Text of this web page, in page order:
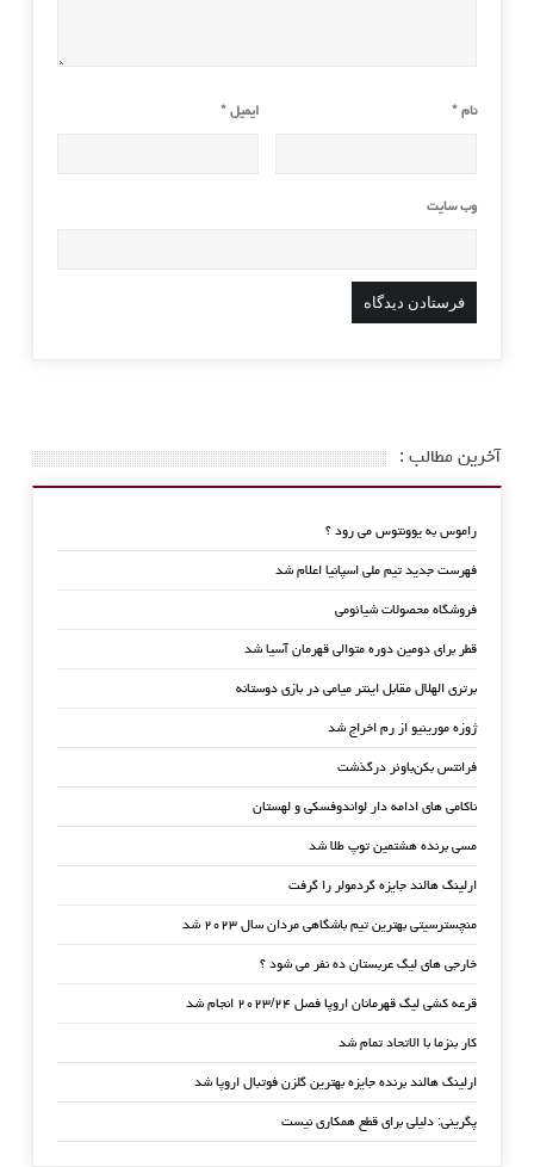
نام * ایمیل*
وب‌ سایت
آخرین مطالب :
راموس به یوونتوس می رود ؟
فهرست جدید تیم ملی اسپانیا اعلام شد
فروشگاه محصولات شیائومی
قطر برای دومین دوره متوالی قهرمان آسیا شد
برتری الهلال مقابل اینتر میامی در بازی دوستانه
ژوزه مورینیو از رم اخراج شد
فرانتس بکن‌باوئر درگذشت
ناکامی های ادامه دار لواندوفسکی و لهستان
مسی برنده هشتمین توپ طلا شد
ارلینگ هالند جایزه گردمولر را گرفت
منچسترسیتی بهترین تیم باشگاهی مردان سال ۲۰۲۳ شد
خارجی های لیگ عربستان ده نفر می شود ؟
قرعه کشی لیگ قهرمانان اروپا فصل ۲۰۲۳/۲۴ انجام شد
کار بنزما با الاتحاد تمام شد
ارلینگ هالند برنده جایزه بهترین گلزن فوتبال اروپا شد
پگرینی: دلیلی برای قطع همکاری نیست